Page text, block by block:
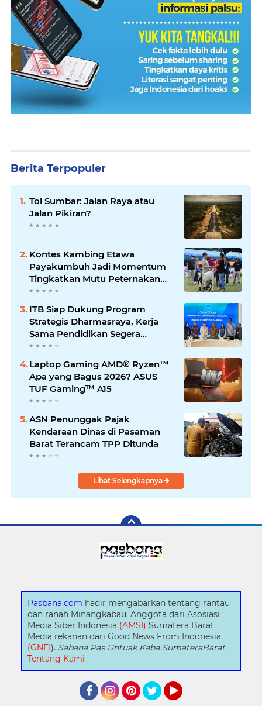
Berita Terpopuler
Tol Sumbar: Jalan Raya atau
Jalan Pikiran?
Kontes Kambing Etawa
Payakumbuh Jadi Momentum
Tingkatkan Mutu Peternakan
Lokal
ITB Siap Dukung Program
Strategis Dharmasraya, Kerja
Sama Pendidikan Segera
Difinalkan
Laptop Gaming AMD® Ryzen™
Apa yang Bagus 2026? ASUS
TUF Gaming™ A15
ASN Penunggak Pajak
Kendaraan Dinas di Pasaman
Barat Terancam TPP Ditunda
Lihat Selengkapnya
Pasbana.com hadir mengabarkan tentang rantau
dan ranah Minangkabau. Anggota dari Asosiasi
Media Siber Indonesia (AMSI) Sumatera Barat.
Media rekanan dari Good News From Indonesia
(GNFI). Sabana Pas Untuak Kaba SumateraBarat.
Tentang Kami